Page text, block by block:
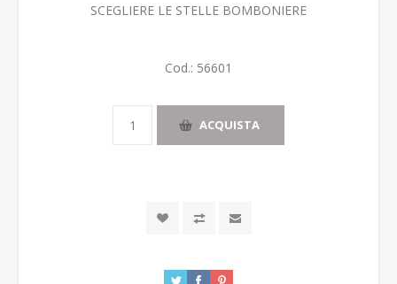
SCEGLIERE LE STELLE BOMBONIERE
Cod.: 56601
ACQUISTA